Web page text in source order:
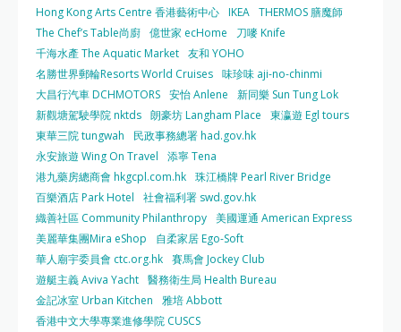
Hong Kong Arts Centre 香港藝術中心 IKEA THERMOS 膳魔師
The Chef’s Table尚廚 億世家 ecHome
刀嘜 Knife
千海水產 The Aquatic Market 友和 YOHO
名勝世界郵輪Resorts World Cruises 味珍味 aji-no-chinmi
大昌行汽車 DCHMOTORS 安怡 Anlene
新同樂 Sun Tung Lok
新觀塘駕駛學院 nktds 朗豪坊 Langham Place
東瀛遊 Egl tours
東華三院 tungwah
民政事務總署 had.gov.hk
永安旅遊 Wing On Travel
添寧 Tena
港九藥房總商會 hkgcpl.com.hk 珠江橋牌 Pearl River Bridge
百樂酒店 Park Hotel
社會福利署 swd.gov.hk
織善社區 Community Philanthropy 美國運通 American Express
美麗華集團Mira eShop
自柔家居 Ego-Soft
華人廟宇委員會 ctc.org.hk 賽馬會 Jockey Club
遊艇主義 Aviva Yacht 醫務衛生局 Health Bureau
金記冰室 Urban Kitchen
雅培 Abbott
香港中文大學專業進修學院 CUSCS